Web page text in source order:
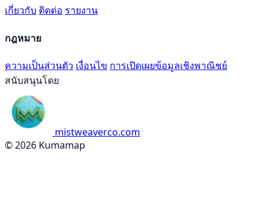
เกี่ยวกับ ติดต่อ รายงาน
กฎหมาย
ความเป็นส่วนตัว เงื่อนไข การเปิดเผยข้อมูลเชิงพาณิชย์
สนับสนุนโดย
mistweaverco.com
© 2026 Kumamap